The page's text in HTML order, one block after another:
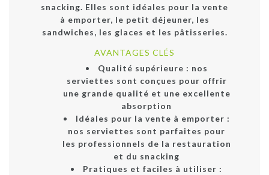
snacking. Elles sont idéales pour la vente
à emporter, le petit déjeuner, les
sandwiches, les glaces et les pâtisseries.
AVANTAGES CLÉS
Qualité supérieure : nos
serviettes sont conçues pour offrir
une grande qualité et une excellente
absorption
Idéales pour la vente à emporter :
nos serviettes sont parfaites pour
les professionnels de la restauration
et du snacking
Pratiques et faciles à utiliser :